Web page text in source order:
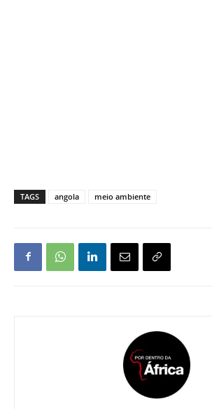
TAGS angola meio ambiente